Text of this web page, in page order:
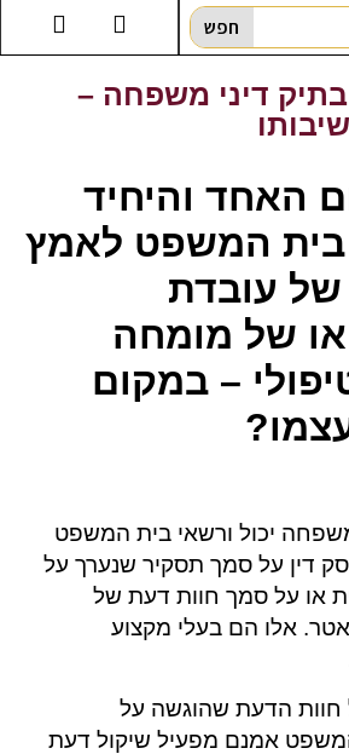
חפש
דיני משפחה –
האחד והיחיד
בית המשפט לאמץ
של עובדת
או של מומחה
– במקום
יכול ורשאי בית המשפט
דין על סמך תסקיר שנערך על
או על סמך חוות דעת של
אלו הם בעלי מקצוע
חוות הדעת שהוגשה על
אמנם מפעיל שיקול דעת